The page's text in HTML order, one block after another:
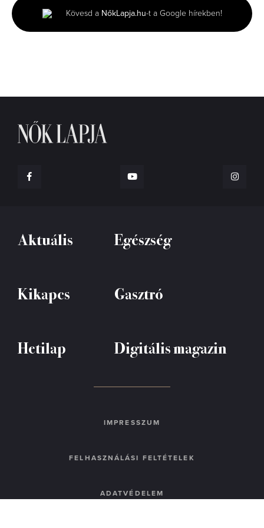
minutes,
6
seconds
Kövesd a NőkLapja.hu-t a Google hírekben!
Aktuális Egészség
Kikapcs Gasztró
Hetilap Digitális magazin
IMPRESSZUM
FELHASZNÁLÁSI FELTÉTELEK
ADATVÉDELEM